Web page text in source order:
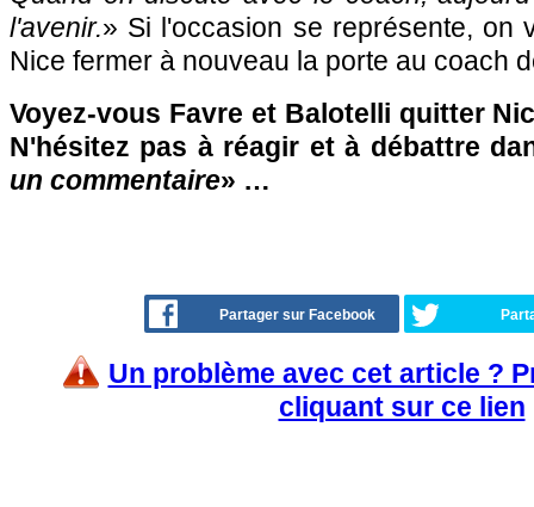
l'avenir.» Si l'occasion se représente, on
Nice fermer à nouveau la porte au coach
Voyez-vous Favre et Balotelli quitter
N'hésitez pas à réagir et à débattre
un commentaire» …
Partager sur Facebook
Un problème avec cet article ?
cliquant sur ce lien